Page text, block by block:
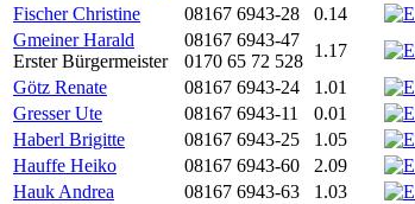
Fischer Christine
08167 6943-28 0.14
Gmeiner Harald
Erster Bürgermeister
08167 6943-47
0170 65 72 528
1.17
Götz Renate
08167 6943-24 1.01
Gresser Ute
08167 6943-11 0.01
Haberl Brigitte
08167 6943-25 1.05
Hauffe Heiko
08167 6943-60 2.09
Hauk Andrea
08167 6943-63 1.03